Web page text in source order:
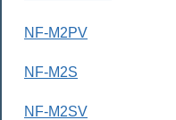
NF-M2PV
NF-M2S
NF-M2SV